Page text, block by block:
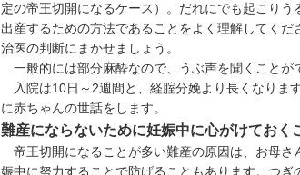
定の帝王切開になるケース ）。だれにでも起こり
出産するための方法であることをよく理解してく
治医の判断にまかせましょう。
一般的には部分麻酔なので、うぶ声を聞くことが
入院は10日～2週間と、経腟分娩より長くなりま
に赤ちゃんの世話をします。
難産にならないために妊娠中に心がけておく
帝王切開になることが多い難産の原因は、お母さ
娠中に努力することで防げることもあります。つぎ